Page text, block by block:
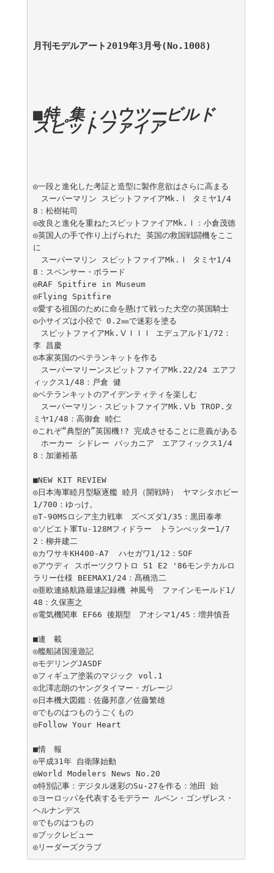
■特 集：ハウツービルド
スピットファイア
◎一段と進化した考証と造型に製作意欲はさらに高まる
スーパーマリン スピットファイアMk.Ⅰ タミヤ1/4
8：松樹祐司
◎改良と進化を重ねたスピットファイアMk.Ⅰ：小倉茂徳
◎英国人の手で作り上げられた 英国の救国戦闘機をここ
に
スーパーマリン スピットファイアMk.Ⅰ タミヤ1/4
8：スペンサー・ポラード
◎RAF Spitfire in Museum
◎Flying Spitfire
◎愛する祖国のために命を懸けて戦った大空の英国騎士
◎小サイズは小径で 0.2㎜で迷彩を塗る
スピットファイアMk.ⅤⅠⅠⅠ エデュアルド1/72：
李 昌慶
◎本家英国のベテランキットを作る
スーパーマリーンスピットファイアMk.22/24 エアフ
ィックス1/48：戸倉 健
◎ベテランキットのアイデンティティを楽しむ
スーパーマリン・スピットファイアMk.Ⅴb TROP.タ
ミヤ1/48：高御倉 睦仁
◎これぞ“典型的”英国機!? 完成させることに意義がある
ホーカー シドレー バッカニア　エアフィックス1/4
8：加瀬裕基
■NEW KIT REVIEW
◎日本海軍睦月型駆逐艦 睦月（開戦時） ヤマシタホビー
1/700：ゆっけ。
◎T-90MSロシア主力戦車　ズベズダ1/35：黒田泰孝
◎ソビエト軍Tu-128Mフィドラー　トランぺッター1/7
2：柳井建二
◎カワサキKH400-A7  ハセガワ1/12：SOF
◎アウディ スポーツクワトロ S1 E2 '86モンテカルロ
ラリー仕様 BEEMAX1/24：髙橋浩二
◎亜欧連絡航路最速記録機 神風号　ファインモールド1/
48：久保憲之
◎電気機関車 EF66 後期型　アオシマ1/45：増井慎吾
■連　載
◎艦船諸国漫遊記
◎モデリングJASDF
◎フィギュア塗装のマジック vol.1
◎北澤志朗のヤングタイマー・ガレージ
◎日本機大図鑑：佐藤邦彦／佐藤繁雄
◎でものはつものうごくもの
◎Follow Your Heart
■情　報
◎平成31年 自衛隊始動
◎World Modelers News No.20
◎特別記事：デジタル迷彩のSu-27を作る：池田 始
◎ヨーロッパを代表するモデラー ルベン・ゴンザレス・
ヘルナンデス
◎でものはつもの
◎ブックレビュー